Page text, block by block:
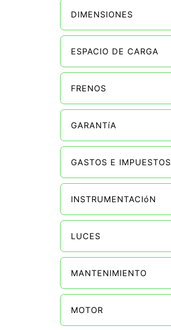
DIMENSIONES
ESPACIO DE CARGA
FRENOS
GARANTíA
GASTOS E IMPUESTOS
INSTRUMENTACIóN
LUCES
MANTENIMIENTO
MOTOR